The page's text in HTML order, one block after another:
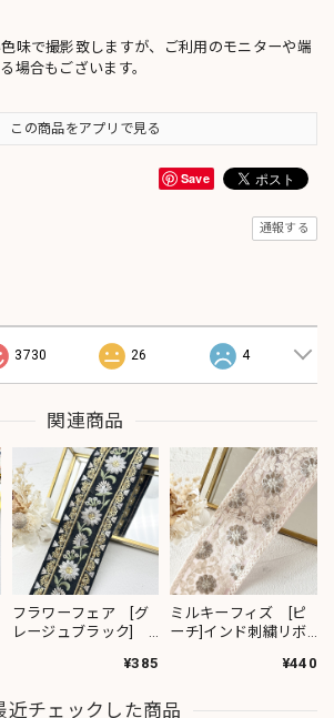
味で撮影致しますが、ご利用のモニターや端
場合もございます。
この商品をアプリで見る
Save
通報する
3730 26 4
関連商品
フラワーフェア [グ
レージュブラック]
¥385
ミルキーフィズ [ピ
ーチ]インド刺繍リボ
¥440
近チェックした商品